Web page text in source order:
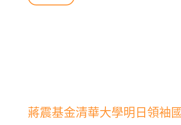
蔣震基金清華大學明日領袖